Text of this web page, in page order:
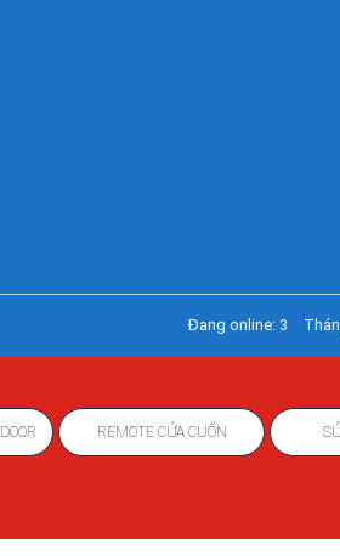
Đang online: 3
REMOTE CỬA CUỐN